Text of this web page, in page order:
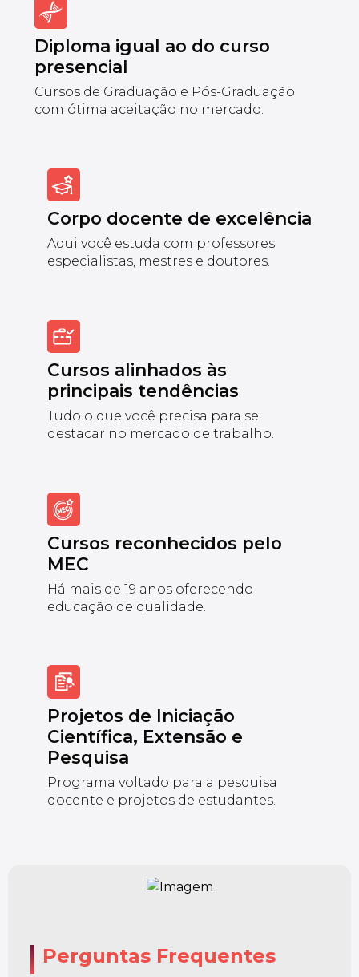
Diploma igual ao do curso
presencial
Cursos de Graduação e Pós-Graduação
com ótima aceitação no mercado.
Corpo docente de excelência
Aqui você estuda com professores
especialistas, mestres e doutores.
Cursos alinhados às
principais tendências
Tudo o que você precisa para se
destacar no mercado de trabalho.
Cursos reconhecidos pelo
MEC
Há mais de 19 anos oferecendo
educação de qualidade.
Projetos de Iniciação
Científica, Extensão e
Pesquisa
Programa voltado para a pesquisa
docente e projetos de estudantes.
Perguntas Frequentes